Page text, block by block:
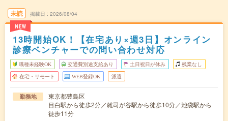
未読
NEW
掲載日 2026/08/04
13時開始OK！【在宅あり×週3日】オンライン
診療ベンチャーでの問い合わせ対応
職種未経験OK 交通費別途支給あり 土日祝日が休み 残業なし
在宅・リモート WEB登録OK 派遣
勤務地
東京都豊島区
目白駅から徒歩2分／雑司が谷駅から徒歩10分／池袋駅から
徒歩11分